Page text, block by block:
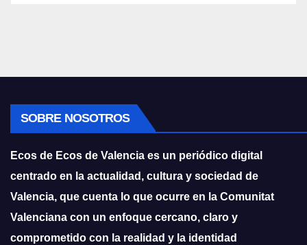
SOBRE NOSOTROS
Ecos de Ecos de Valencia es un periódico digital
centrado en la actualidad, cultura y sociedad de
Valencia, que cuenta lo que ocurre en la Comunitat
Valenciana con un enfoque cercano, claro y
comprometido con la realidad y la identidad